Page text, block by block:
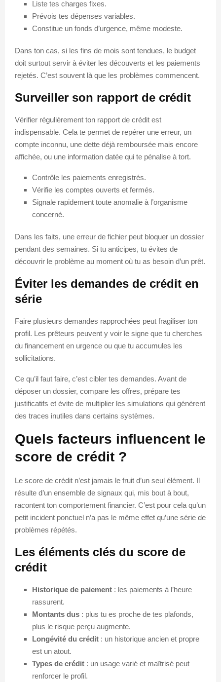
Liste tes charges fixes.
Prévois tes dépenses variables.
Constitue un fonds d’urgence, même modeste.
Dans ton cas, si les fins de mois sont tendues, le budget
doit surtout servir à éviter les découverts et les paiements
rejetés. C’est souvent là que les problèmes commencent.
Surveiller son rapport de crédit
Vérifier régulièrement ton rapport de crédit est
indispensable. Cela te permet de repérer une erreur, un
compte inconnu, une dette déjà remboursée mais encore
affichée, ou une information datée qui te pénalise à tort.
Contrôle les paiements enregistrés.
Vérifie les comptes ouverts et fermés.
Signale rapidement toute anomalie à l’organisme
concerné.
Dans les faits, une erreur de fichier peut bloquer un dossier
pendant des semaines. Si tu anticipes, tu évites de
découvrir le problème au moment où tu as besoin d’un prêt.
Éviter les demandes de crédit en
série
Faire plusieurs demandes rapprochées peut fragiliser ton
profil. Les prêteurs peuvent y voir le signe que tu cherches
du financement en urgence ou que tu accumules les
sollicitations.
Ce qu’il faut faire, c’est cibler tes demandes. Avant de
déposer un dossier, compare les offres, prépare tes
justificatifs et évite de multiplier les simulations qui génèrent
des traces inutiles dans certains systèmes.
Quels facteurs influencent le
score de crédit ?
Le score de crédit n’est jamais le fruit d’un seul élément. Il
résulte d’un ensemble de signaux qui, mis bout à bout,
racontent ton comportement financier. C’est pour cela qu’un
petit incident ponctuel n’a pas le même effet qu’une série de
problèmes répétés.
Les éléments clés du score de
crédit
Historique de paiement : les paiements à l’heure
rassurent.
Montants dus : plus tu es proche de tes plafonds,
plus le risque perçu augmente.
Longévité du crédit : un historique ancien et propre
est un atout.
Types de crédit : un usage varié et maîtrisé peut
renforcer le profil.